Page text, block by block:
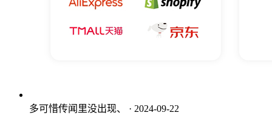
多可惜传闻里没出现、 · 2024-09-22